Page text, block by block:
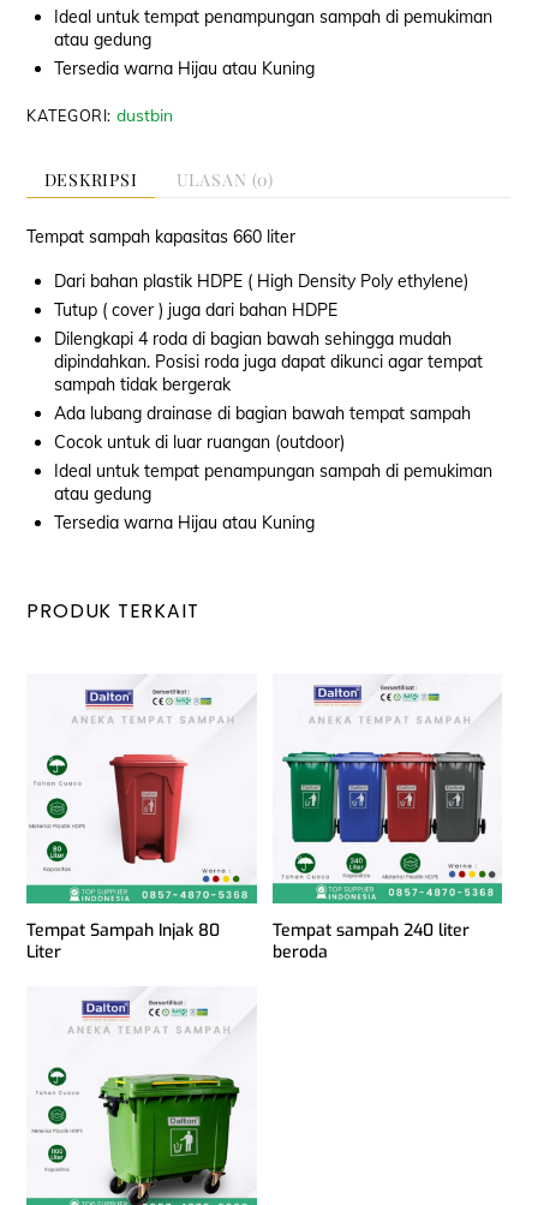
Ideal untuk tempat penampungan sampah di pemukiman
atau gedung
Tersedia warna Hijau atau Kuning
KATEGORI: dustbin
DESKRIPSI ULASAN (0)
Tempat sampah kapasitas 660 liter
Dari bahan plastik HDPE ( High Density Poly ethylene)
Tutup ( cover ) juga dari bahan HDPE
Dilengkapi 4 roda di bagian bawah sehingga mudah
dipindahkan. Posisi roda juga dapat dikunci agar tempat
sampah tidak bergerak
Ada lubang drainase di bagian bawah tempat sampah
Cocok untuk di luar ruangan (outdoor)
Ideal untuk tempat penampungan sampah di pemukiman
atau gedung
Tersedia warna Hijau atau Kuning
PRODUK TERKAIT
Tempat Sampah Injak 80
Liter
Tempat sampah 240 liter
beroda